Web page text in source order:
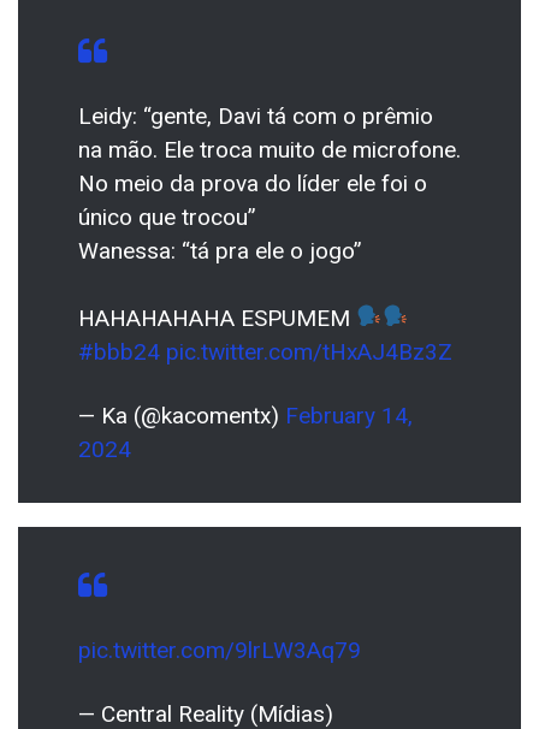
Leidy: “gente, Davi tá com o prêmio
na mão. Ele troca muito de microfone.
No meio da prova do líder ele foi o
único que trocou”
Wanessa: “tá pra ele o jogo”
HAHAHAHAHA ESPUMEM
#bbb24 pic.twitter.com/tHxAJ4Bz3Z
— Ka (@kacomentx) February 14,
2024
pic.twitter.com/9lrLW3Aq79
— Central Reality (Mídias)